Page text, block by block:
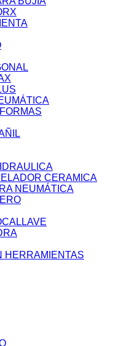
CERAMICA
NEUMÁTICA
HERRAMIENTAS